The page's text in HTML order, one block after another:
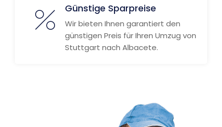
Günstige Sparpreise
Wir bieten Ihnen garantiert den
günstigen Preis für Ihren Umzug von
Stuttgart nach Albacete.